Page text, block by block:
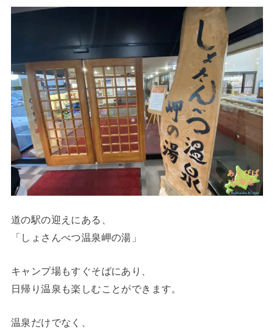
道の駅の迎えにある、
「しょさんべつ温泉岬の湯」
キャンプ場もすぐそばにあり、
日帰り温泉も楽しむことができます。
温泉だけでなく、